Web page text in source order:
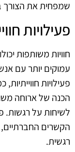
שמפחית את הצורך
פעילויות
חוויות משותפות
עמוקים יותר עם
פעילויות
הכנה של ארוחה
לשיחות על רגשות.
הקשרים
רגשית.